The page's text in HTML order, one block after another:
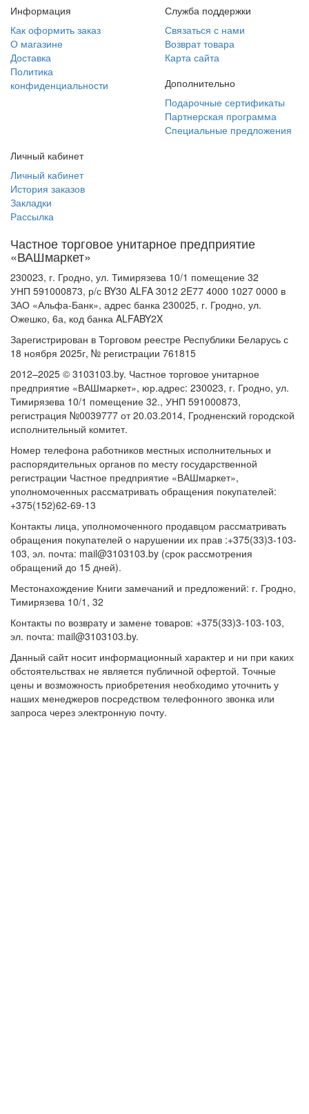
Информация
Как оформить заказ
О магазине
Доставка
Политика
конфиденциальности
Служба поддержки
Связаться с нами
Возврат товара
Карта сайта
Дополнительно
Подарочные сертификаты
Партнерская программа
Специальные предложения
Личный кабинет
Личный кабинет
История заказов
Закладки
Рассылка
Частное торговое унитарное предприятие
«ВАШмаркет»
230023, г. Гродно, ул. Тимирязева 10/1 помещение 32
УНП 591000873, р/с BY30 ALFA 3012 2E77 4000 1027 0000 в
ЗАО «Альфа-Банк», адрес банка 230025, г. Гродно, ул.
Ожешко, 6а, код банка ALFABY2X
Зарегистрирован в Торговом реестре Республики Беларусь с
18 ноября 2025г, № регистрации 761815
2012–2025 © 3103103.by. Частное торговое унитарное
предприятие «ВАШмаркет», юр.адрес: 230023, г. Гродно, ул.
Тимирязева 10/1 помещение 32., УНП 591000873,
регистрация №0039777 от 20.03.2014, Гродненский городской
исполнительный комитет.
Номер телефона работников местных исполнительных и
распорядительных органов по месту государственной
регистрации Частное предприятие «ВАШмаркет»,
уполномоченных рассматривать обращения покупателей:
+375(152)62-69-13
Контакты лица, уполномоченного продавцом рассматривать
обращения покупателей о нарушении их прав :+375(33)3-103-
103, эл. почта: mail@3103103.by (срок рассмотрения
обращений до 15 дней).
Местонахождение Книги замечаний и предложений: г. Гродно,
Тимирязева 10/1, 32
Контакты по возврату и замене товаров: +375(33)3-103-103,
эл. почта: mail@3103103.by.
Данный сайт носит информационный характер и ни при каких
обстоятельствах не является публичной офертой. Точные
цены и возможность приобретения необходимо уточнить у
наших менеджеров посредством телефонного звонка или
запроса через электронную почту.